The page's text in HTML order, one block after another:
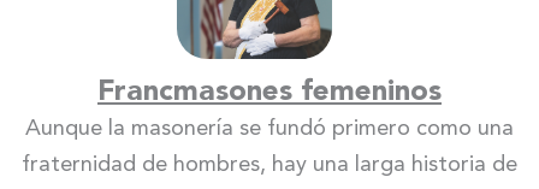
Francmasones femeninos
Aunque la masonería se fundó primero como una
fraternidad de hombres, hay una larga historia de